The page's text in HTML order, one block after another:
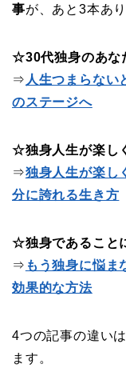
事が、あと3本あり
☆30代独身のあな
⇒ 人生つまらない
のステージへ
☆独身人生が楽し
⇒独身人生が楽し
分に誇れる生き方
☆独身であること
⇒ もう独身に悩ま
効果的な方法
4つの記事の違い
ます。